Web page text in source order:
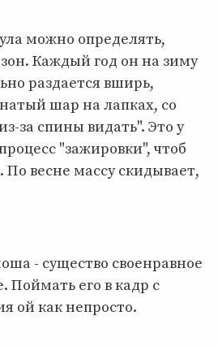
можно определять,
Каждый год он на зиму
раздается вширь,
шар на лапках, со
за спины видать". Это у
"зажировки", чтоб
весне массу скидывает,
- существо своенравное
Поймать его в кадр с
ой как непросто.